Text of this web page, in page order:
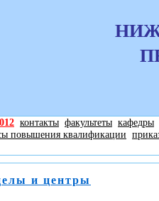
контакты факультеты кафедры
повышения квалификации
и центры